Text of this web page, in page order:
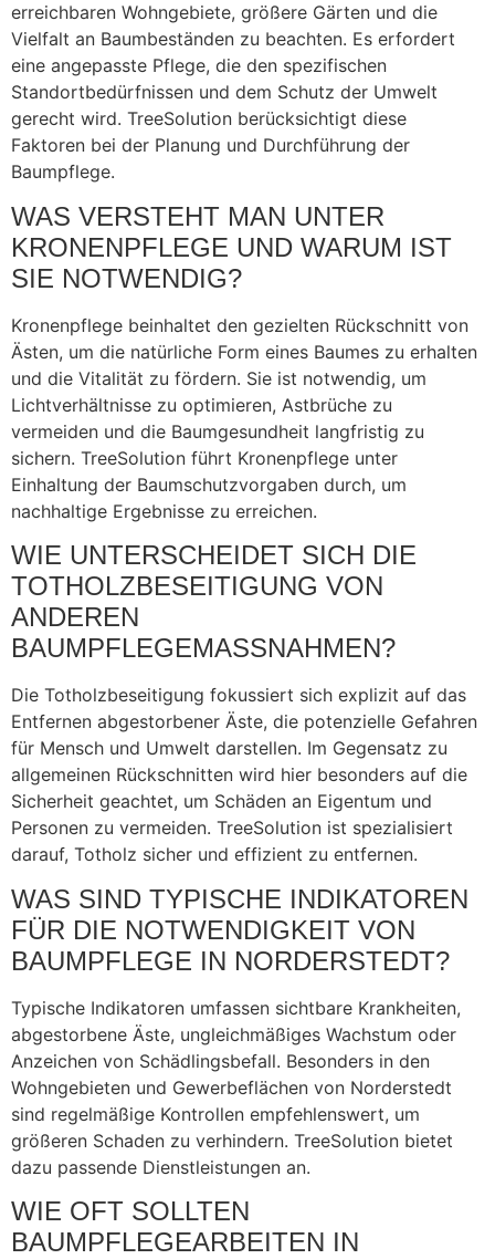
erreichbaren Wohngebiete, größere Gärten und die
Vielfalt an Baumbeständen zu beachten. Es erfordert
eine angepasste Pflege, die den spezifischen
Standortbedürfnissen und dem Schutz der Umwelt
gerecht wird. TreeSolution berücksichtigt diese
Faktoren bei der Planung und Durchführung der
Baumpflege.
WAS VERSTEHT MAN UNTER
KRONENPFLEGE UND WARUM IST
SIE NOTWENDIG?
Kronenpflege beinhaltet den gezielten Rückschnitt von
Ästen, um die natürliche Form eines Baumes zu erhalten
und die Vitalität zu fördern. Sie ist notwendig, um
Lichtverhältnisse zu optimieren, Astbrüche zu
vermeiden und die Baumgesundheit langfristig zu
sichern. TreeSolution führt Kronenpflege unter
Einhaltung der Baumschutzvorgaben durch, um
nachhaltige Ergebnisse zu erreichen.
WIE UNTERSCHEIDET SICH DIE
TOTHOLZBESEITIGUNG VON
ANDEREN
BAUMPFLEGEMASSNAHMEN?
Die Totholzbeseitigung fokussiert sich explizit auf das
Entfernen abgestorbener Äste, die potenzielle Gefahren
für Mensch und Umwelt darstellen. Im Gegensatz zu
allgemeinen Rückschnitten wird hier besonders auf die
Sicherheit geachtet, um Schäden an Eigentum und
Personen zu vermeiden. TreeSolution ist spezialisiert
darauf, Totholz sicher und effizient zu entfernen.
WAS SIND TYPISCHE INDIKATOREN
FÜR DIE NOTWENDIGKEIT VON
BAUMPFLEGE IN NORDERSTEDT?
Typische Indikatoren umfassen sichtbare Krankheiten,
abgestorbene Äste, ungleichmäßiges Wachstum oder
Anzeichen von Schädlingsbefall. Besonders in den
Wohngebieten und Gewerbeflächen von Norderstedt
sind regelmäßige Kontrollen empfehlenswert, um
größeren Schaden zu verhindern. TreeSolution bietet
dazu passende Dienstleistungen an.
WIE OFT SOLLTEN
BAUMPFLEGEARBEITEN IN